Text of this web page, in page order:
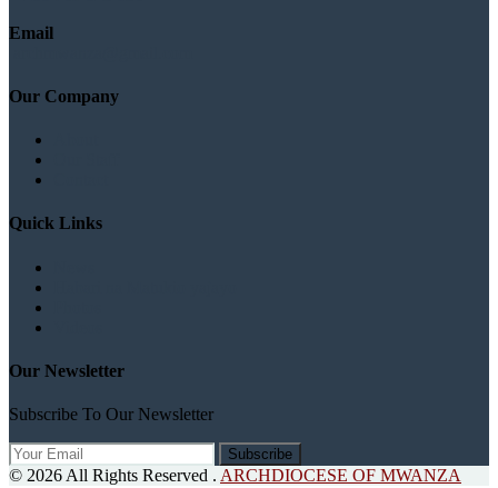
Email
Our Company
Quick Links
Our Newsletter
Subscribe To Our Newsletter
Subscribe
© 2026 All Rights Reserved . ARCHDIOCESE OF MWANZA